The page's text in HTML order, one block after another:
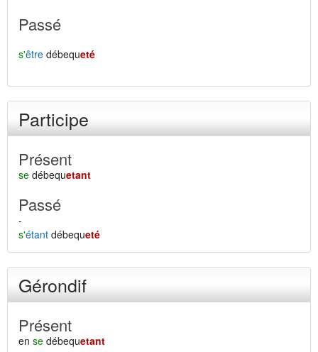
Passé
s'être débequeté
Participe
Présent
se débequetant
Passé
-
s'étant débequeté
Gérondif
Présent
en se débequetant